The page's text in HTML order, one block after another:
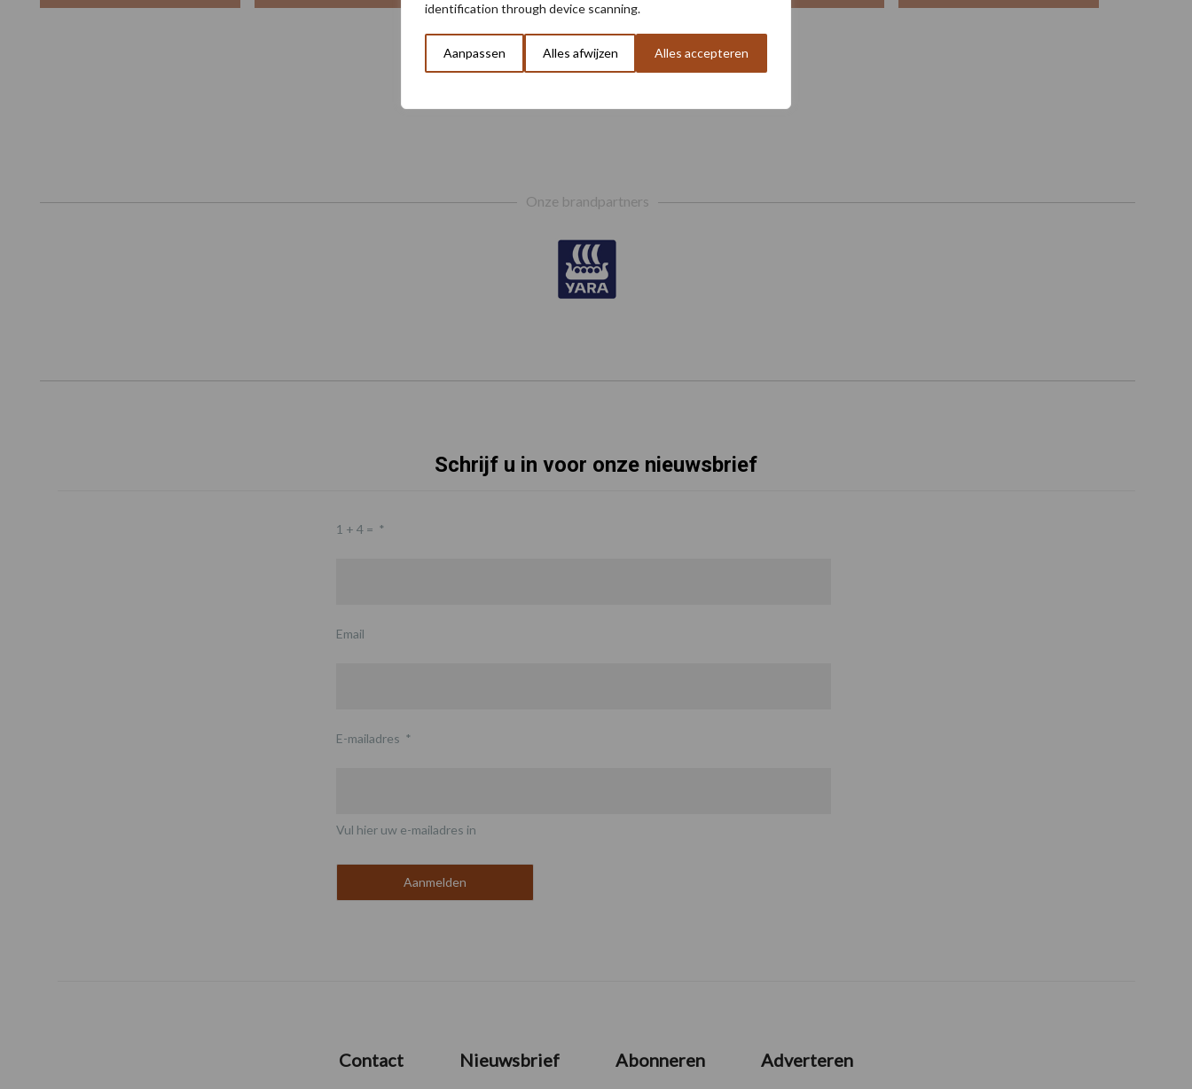
identification through device scanning.
Aanpassen Alles afwijzen Alles accepteren
Toon meer
Onze brandpartners
Schrijf u in voor onze nieuwsbrief
1 + 4 = *
Email
E-mailadres *
Vul hier uw e-mailadres in
Contact Nieuwsbrief Abonneren Adverteren